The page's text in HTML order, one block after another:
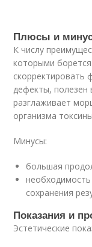
Плюсы и
К числу
которыми
скорректировать
дефекты, полезен
разглаживает
организма
Минусы:
большая
сохранения
Показания и
Эстетические